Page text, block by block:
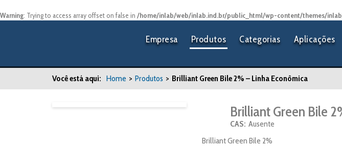
Warning: Trying to access array offset on false in /home/inlab/web/inlab.ind.br/public_html/wp-content/themes/
Empresa Produtos Categorias Aplicações
Você está aqui: Home > Produtos > Brilliant Green Bile 2% – Linha Econômica
Brilliant Green Bile
CAS: Ausente
Brilliant Green Bile 2%